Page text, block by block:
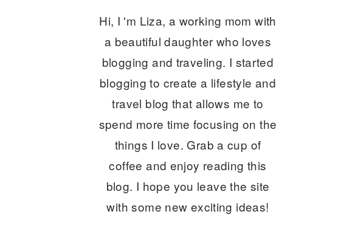
Hi, I 'm Liza, a working mom with
a beautiful daughter who loves
blogging and traveling. I started
blogging to create a lifestyle and
travel blog that allows me to
spend more time focusing on the
things I love. Grab a cup of
coffee and enjoy reading this
blog. I hope you leave the site
with some new exciting ideas!